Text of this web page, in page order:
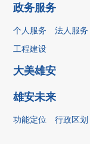
政务服务
个人服务 法人服务
工程建设
大美雄安
雄安未来
功能定位 行政区划